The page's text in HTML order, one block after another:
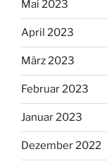
Mai 2023
April 2023
März 2023
Februar 2023
Januar 2023
Dezember 2022